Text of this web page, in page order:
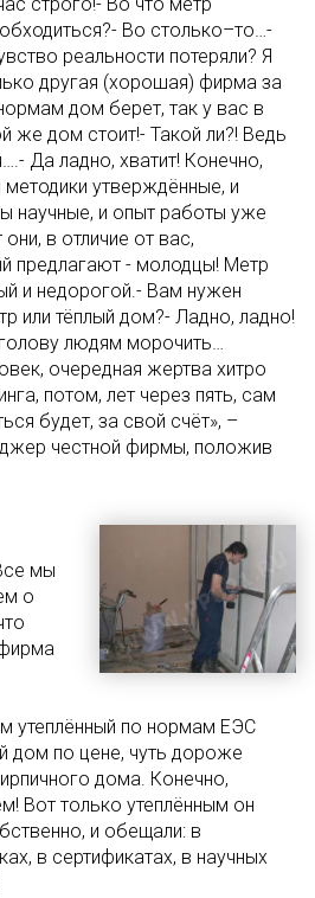
Во столько–то…-
реальности потеряли? Я
другая (хорошая) фирма за
дом берет, так у вас в
же дом стоит!- Такой ли?! Ведь
Да ладно, хватит! Конечно,
методики утверждённые, и
научные, и опыт работы уже
в отличие от вас,
предлагают - молодцы! Метр
и недорогой.- Вам нужен
или тёплый дом?- Ладно, ладно!
людям морочить…
очередная жертва хитро
потом, лет через пять, сам
будет, за свой счёт», –
честной фирмы, положив
мы
о
утеплённый по нормам ЕЭС
дом по цене, чуть дороже
дома. Конечно,
Вот только утеплённым он
и обещали: в
в сертификатах, в научных